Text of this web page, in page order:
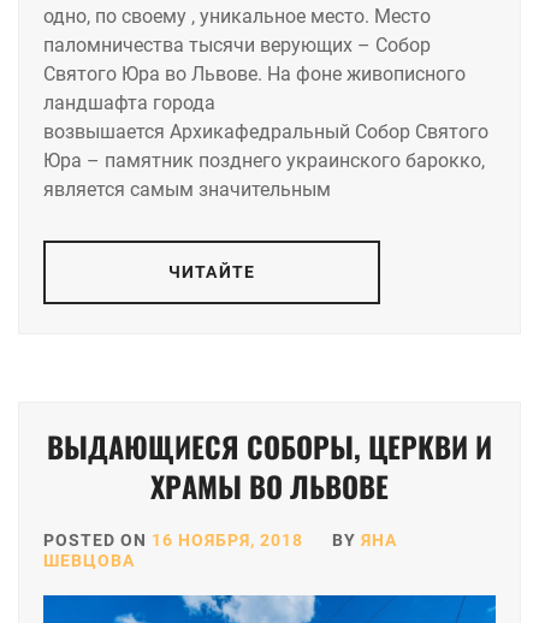
одно, по своему , уникальное место. Место
паломничества тысячи верующих – Собор
Святого Юра во Львове. На фоне живописного
ландшафта города
возвышается Архикафедральный Собор Святого
Юра – памятник позднего украинского барокко,
является самым значительным
ЧИТАЙТЕ
ВЫДАЮЩИЕСЯ СОБОРЫ, ЦЕРКВИ И
ХРАМЫ ВО ЛЬВОВЕ
POSTED ON 16 НОЯБРЯ, 2018 BY ЯНА
ШЕВЦОВА